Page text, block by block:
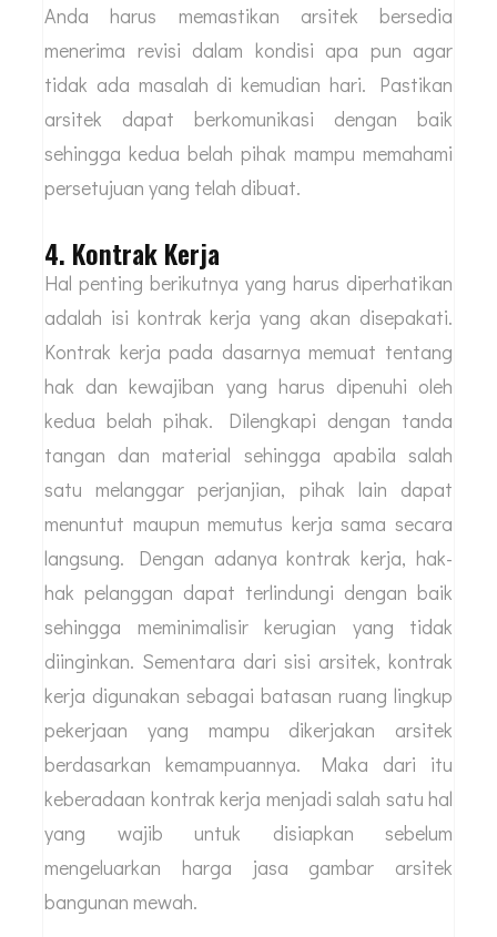
Anda harus memastikan arsitek bersedia
menerima revisi dalam kondisi apa pun agar
tidak ada masalah di kemudian hari. Pastikan
arsitek dapat berkomunikasi dengan baik
sehingga kedua belah pihak mampu memahami
persetujuan yang telah dibuat.
4. Kontrak Kerja
Hal penting berikutnya yang harus diperhatikan
adalah isi kontrak kerja yang akan disepakati.
Kontrak kerja pada dasarnya memuat tentang
hak dan kewajiban yang harus dipenuhi oleh
kedua belah pihak. Dilengkapi dengan tanda
tangan dan material sehingga apabila salah
satu melanggar perjanjian, pihak lain dapat
menuntut maupun memutus kerja sama secara
langsung. Dengan adanya kontrak kerja, hak-
hak pelanggan dapat terlindungi dengan baik
sehingga meminimalisir kerugian yang tidak
diinginkan. Sementara dari sisi arsitek, kontrak
kerja digunakan sebagai batasan ruang lingkup
pekerjaan yang mampu dikerjakan arsitek
berdasarkan kemampuannya. Maka dari itu
keberadaan kontrak kerja menjadi salah satu hal
yang wajib untuk disiapkan sebelum
mengeluarkan harga jasa gambar arsitek
bangunan mewah.